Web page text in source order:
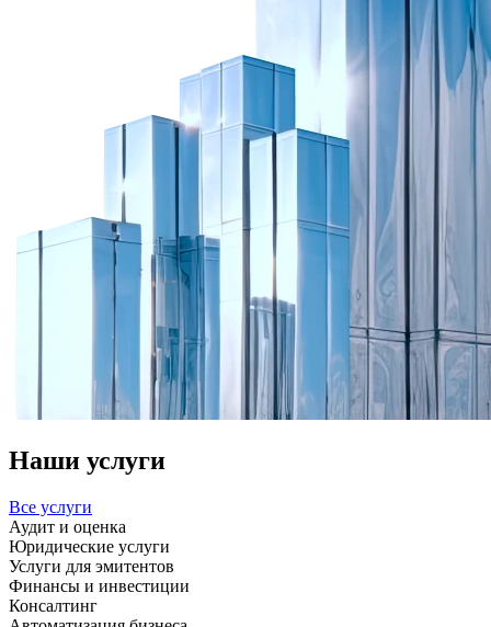
Наши услуги
Все услуги
Аудит и оценка
Юридические услуги
Услуги для эмитентов
Финансы и инвестиции
Консалтинг